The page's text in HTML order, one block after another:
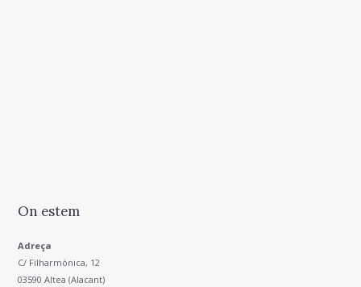
On estem
Adreça
C/ Filharmònica, 12
03590 Altea (Alacant)